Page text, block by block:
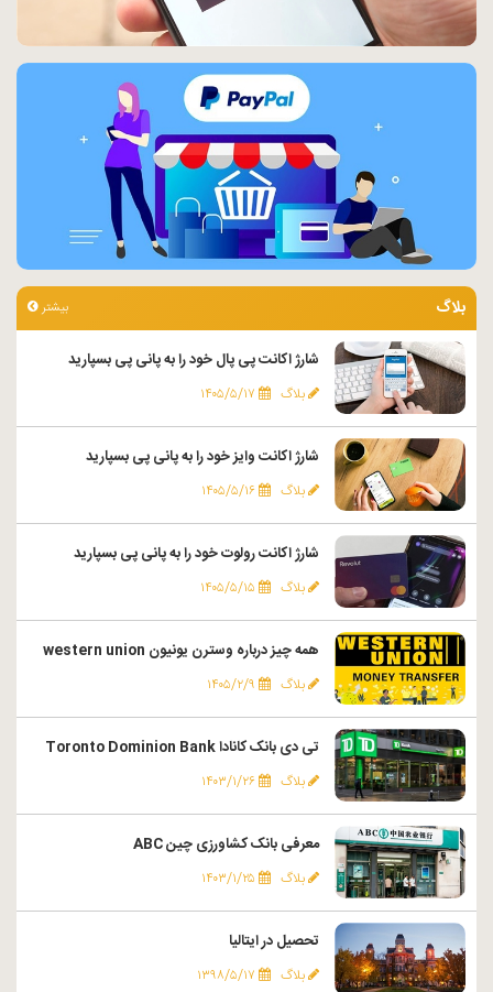
بلاگ بیشتر
شارژ اکانت پی پال خود را به پانی پی بسپارید
بلاگ ۱۴۰۵/۵/۱۷
شارژ اکانت وایز خود را به پانی پی بسپارید
بلاگ ۱۴۰۵/۵/۱۶
شارژ اکانت رولوت خود را به پانی پی بسپارید
بلاگ ۱۴۰۵/۵/۱۵
همه چیز درباره وسترن یونیون western union
بلاگ ۱۴۰۵/۲/۹
تی دی بانک کانادا Toronto Dominion Bank
بلاگ ۱۴۰۳/۱/۲۶
معرفی بانک کشاورزی چین ABC
بلاگ ۱۴۰۳/۱/۲۵
تحصیل در ایتالیا
بلاگ ۱۳۹۸/۵/۱۷